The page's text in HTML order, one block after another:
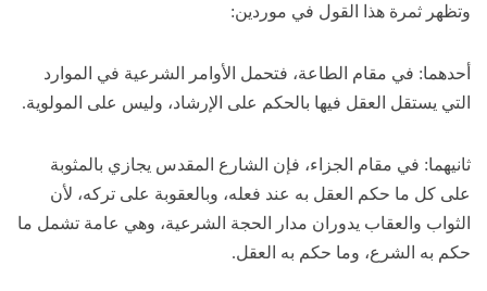
وتظهر ثمرة هذا القول في موردين:
أحدهما: في مقام الطاعة، فتحمل الأوامر الشرعية في الموارد
التي يستقل العقل فيها بالحكم على الإرشاد، وليس على المولوية.
ثانيهما: في مقام الجزاء، فإن الشارع المقدس يجازي بالمثوبة
على كل ما حكم العقل به عند فعله، وبالعقوبة على تركه، لأن
الثواب والعقاب يدوران مدار الحجة الشرعية، وهي عامة تشمل ما
حكم به الشرع، وما حكم به العقل.